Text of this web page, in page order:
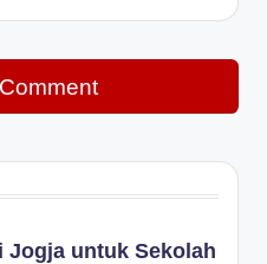
Jogja untuk Sekolah